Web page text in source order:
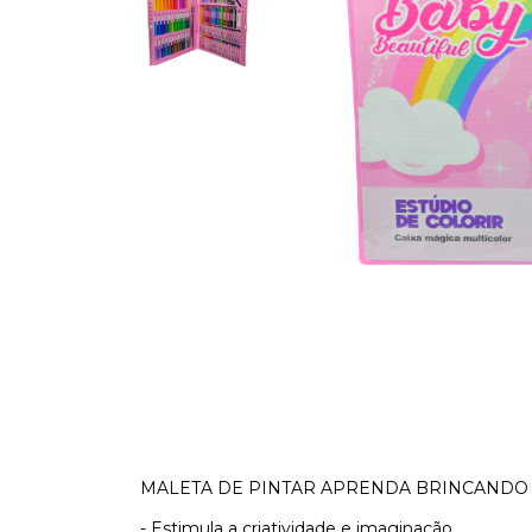
MALETA DE PINTAR APRENDA BRINCANDO